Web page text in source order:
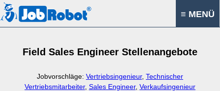
≡ MENÜ
Field Sales Engineer Stellenangebote
Jobvorschläge: Vertriebsingenieur, Technischer
Vertriebsmitarbeiter, Sales Engineer, Verkaufsingenieur